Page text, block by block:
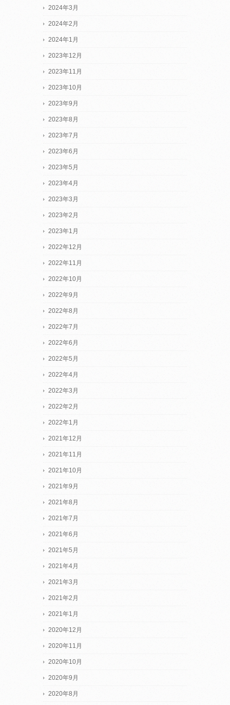
2024年3月
2024年2月
2024年1月
2023年12月
2023年11月
2023年10月
2023年9月
2023年8月
2023年7月
2023年6月
2023年5月
2023年4月
2023年3月
2023年2月
2023年1月
2022年12月
2022年11月
2022年10月
2022年9月
2022年8月
2022年7月
2022年6月
2022年5月
2022年4月
2022年3月
2022年2月
2022年1月
2021年12月
2021年11月
2021年10月
2021年9月
2021年8月
2021年7月
2021年6月
2021年5月
2021年4月
2021年3月
2021年2月
2021年1月
2020年12月
2020年11月
2020年10月
2020年9月
2020年8月